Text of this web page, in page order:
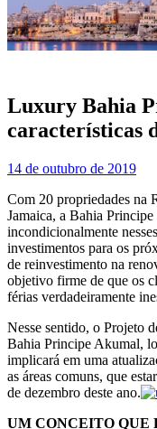
Luxury Bahia
características
14 de outubro de 2019
Com 20 propriedades na
Jamaica, a Bahia
incondicionalmente
investimentos para os
de reinvestimento na
objetivo firme de que os
férias verdadeiramente
Nesse sentido, o Projeto
Bahia Principe Akumal,
implicará em uma
as áreas comuns, que
de dezembro deste ano.
UM CONCEITO